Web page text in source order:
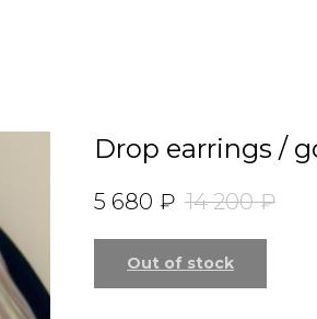
Drop earrings /
5 680 ₽ 14 200 ₽
Out of stock